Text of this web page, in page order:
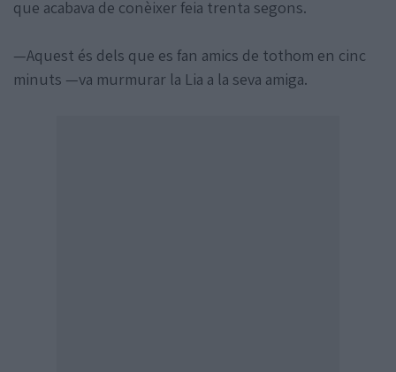
que acabava de conèixer feia trenta segons.
—Aquest és dels que es fan amics de tothom en cinc
minuts —va murmurar la Lia a la seva amiga.